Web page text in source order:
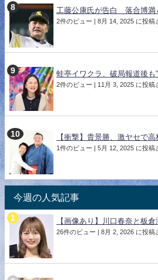
工藤公康氏が告白 落合博満
2件のビュー | 8月 14, 2025 に投稿
蛙亭イワクラ、破局報道後も
2件のビュー | 11月 3, 2025 に投稿
【衝撃】貴景勝、激ヤセで
1件のビュー | 5月 12, 2025 に投稿
今週の人気記事
【画像あり】川口春奈と板倉
26件のビュー | 8月 2, 2026 に投稿